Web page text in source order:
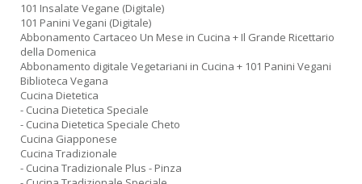
101 Insalate Vegane (Digitale)
101 Panini Vegani (Digitale)
Abbonamento Cartaceo Un Mese in Cucina + Il Grande Ricettario
della Domenica
Abbonamento digitale Vegetariani in Cucina + 101 Panini Vegani
Biblioteca Vegana
Cucina Dietetica
- Cucina Dietetica Speciale
- Cucina Dietetica Speciale Cheto
Cucina Giapponese
Cucina Tradizionale
- Cucina Tradizionale Plus - Pinza